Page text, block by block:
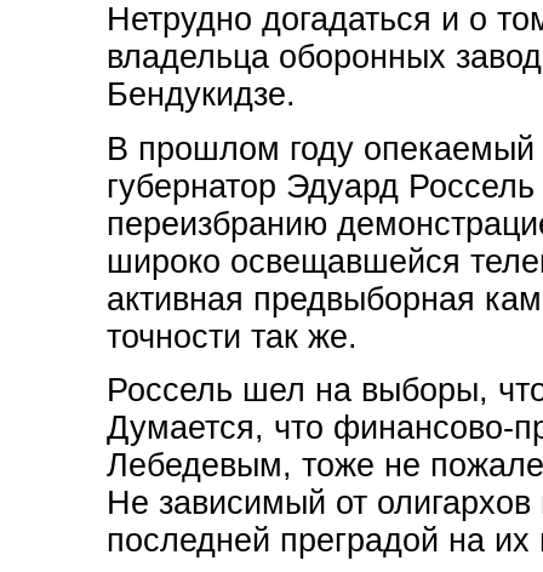
Нетрудно догадаться и о
владельца оборонных
Бендукидзе.
В прошлом году
губернатор Эдуард
переизбранию
широко освещавшейся
активная предвыборная
точности так же.
Россель шел на выборы,
Думается, что финансово-
Лебедевым, тоже не
Не зависимый от
последней преградой на